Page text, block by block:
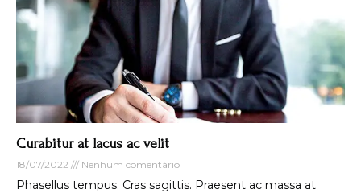
Curabitur at lacus ac velit
18/07/2022 Nenhum comentário
Phasellus tempus. Cras sagittis. Praesent ac massa at